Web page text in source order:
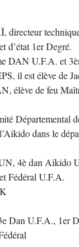
directeur
d’état 1er Degré.
DAN U.F.A. et
il est élève de
élève de feu
Départemental
dans le
​​4è dan Aikido
Fédéral U.F.A.
Dan U.F.A., 1er